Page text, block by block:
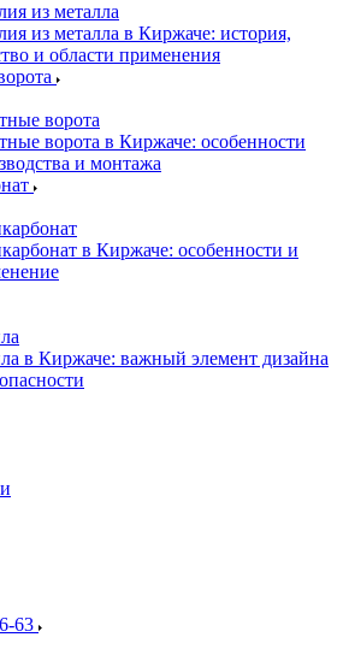
из металла
из металла в Киржаче: история,
и области применения
ворота
ворота в Киржаче: особенности
и монтажа
в Киржаче: особенности и
в Киржаче: важный элемент дизайна
63